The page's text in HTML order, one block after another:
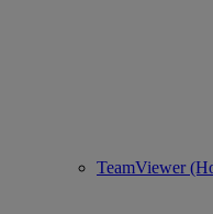
TeamViewer